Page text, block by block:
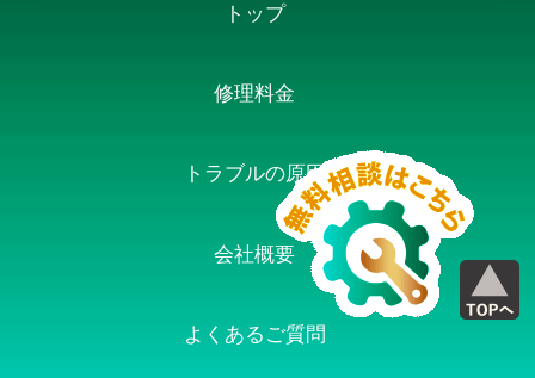
トップ
修理料金
トラブルの原因
会社概要
よくあるご質問